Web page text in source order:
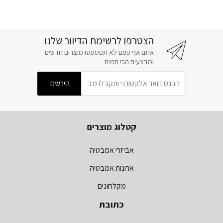
הצטרפו לרשימת הדיוור שלנו
אתם אף פעם לא תפספסו מוצרים חדשים
ומבצעים הכי חמים
קטלוג מוצרים
אביזרי אמבטיה
ארונות אמבטיה
מקלחונים
כתובת